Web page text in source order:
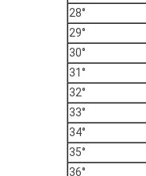
28°
29°
30°
31°
32°
33°
34°
35°
36°